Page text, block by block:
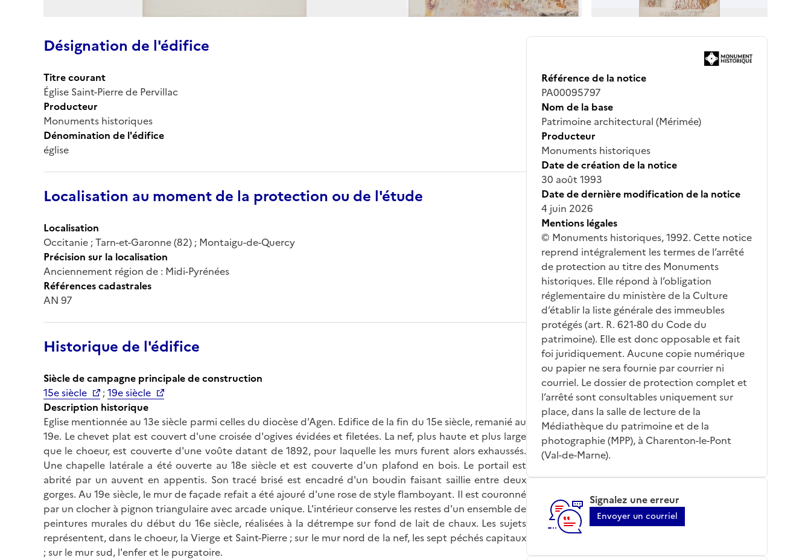
Désignation de l'édifice
Titre courant
Église Saint-Pierre de Pervillac
Producteur
Monuments historiques
Dénomination de l'édifice
église
Localisation au moment de la protection ou de l'étude
Localisation
Occitanie ; Tarn-et-Garonne (82) ; Montaigu-de-Quercy
Précision sur la localisation
Anciennement région de : Midi-Pyrénées
Références cadastrales
AN 97
Historique de l'édifice
Siècle de campagne principale de construction
15e siècle
;19e siècle
Description historique
Eglise mentionnée au 13e siècle parmi celles du diocèse d'Agen. Edifice de la fin du 15e siècle, remanié au
19e. Le chevet plat est couvert d'une croisée d'ogives évidées et filetées. La nef, plus haute et plus large
que le choeur, est couverte d'une voûte datant de 1892, pour laquelle les murs furent alors exhaussés.
Une chapelle latérale a été ouverte au 18e siècle et est couverte d'un plafond en bois. Le portail est
abrité par un auvent en appentis. Son tracé brisé est encadré d'un boudin faisant saillie entre deux
gorges. Au 19e siècle, le mur de façade refait a été ajouré d'une rose de style flamboyant. Il est couronné
par un clocher à pignon triangulaire avec arcade unique. L'intérieur conserve les restes d'un ensemble de
peintures murales du début du 16e siècle, réalisées à la détrempe sur fond de lait de chaux. Les sujets
représentent, dans le choeur, la Vierge et Saint-Pierre ; sur le mur nord de la nef, les sept péchés capitaux
; sur le mur sud, l'enfer et le purgatoire.
Référence de la notice
PA00095797
Nom de la base
Patrimoine architectural (Mérimée)
Producteur
Monuments historiques
Date de création de la notice
30 août 1993
Date de dernière modification de la notice
4 juin 2026
Mentions légales
© Monuments historiques, 1992. Cette notice
reprend intégralement les termes de l’arrêté
de protection au titre des Monuments
historiques. Elle répond à l’obligation
réglementaire du ministère de la Culture
d’établir la liste générale des immeubles
protégés (art. R. 621-80 du Code du
patrimoine). Elle est donc opposable et fait
foi juridiquement. Aucune copie numérique
ou papier ne sera fournie par courrier ni
courriel. Le dossier de protection complet et
l’arrêté sont consultables uniquement sur
place, dans la salle de lecture de la
Médiathèque du patrimoine et de la
photographie (MPP), à Charenton-le-Pont
(Val-de-Marne).
Signalez une erreur
Envoyer un courriel